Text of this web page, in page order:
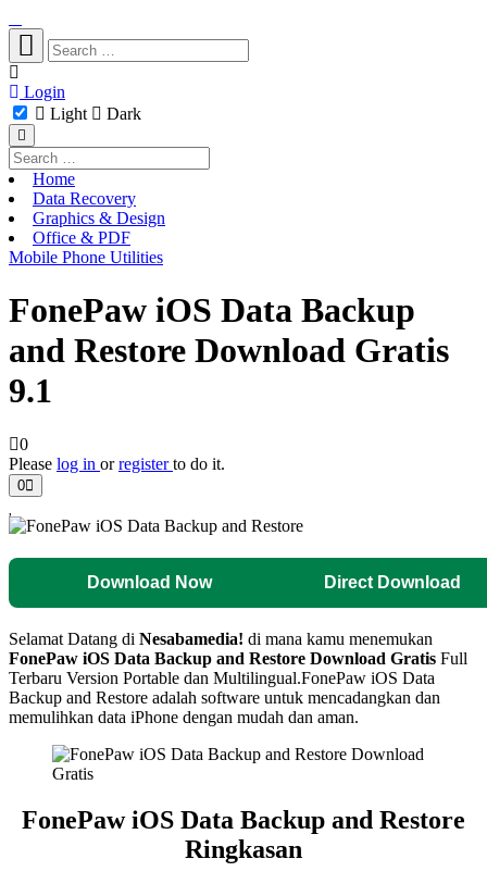
Login
Light
Dark
Home
Data Recovery
Graphics & Design
Office & PDF
Mobile Phone Utilities
FonePaw iOS Data Backup
and Restore Download Gratis
9.1
0
Please log in orregisterto do it.
0
Download Now Direct Download
Selamat Datang di Nesabamedia! di mana kamu menemukan
FonePaw iOS Data Backup and Restore Download Gratis Full
Terbaru Version Portable dan Multilingual.FonePaw iOS Data
Backup and Restore adalah software untuk mencadangkan dan
memulihkan data iPhone dengan mudah dan aman.
FonePaw iOS Data Backup and Restore
Ringkasan